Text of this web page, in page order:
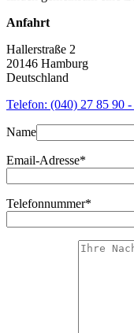
Anfahrt
Hallerstraße 2
20146 Hamburg
Deutschland
Telefon: (040) 27 85 90 -
Name
Email-Adresse*
Telefonnummer*